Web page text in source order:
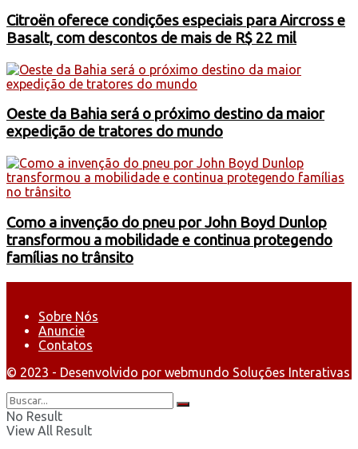
Citroën oferece condições especiais para Aircross e
Basalt, com descontos de mais de R$ 22 mil
Oeste da Bahia será o próximo destino da maior
expedição de tratores do mundo
Como a invenção do pneu por John Boyd Dunlop
transformou a mobilidade e continua protegendo
famílias no trânsito
Sobre Nós
Anuncie
Contatos
© 2023 - Desenvolvido por webmundo Soluções Interativas
No Result
View All Result